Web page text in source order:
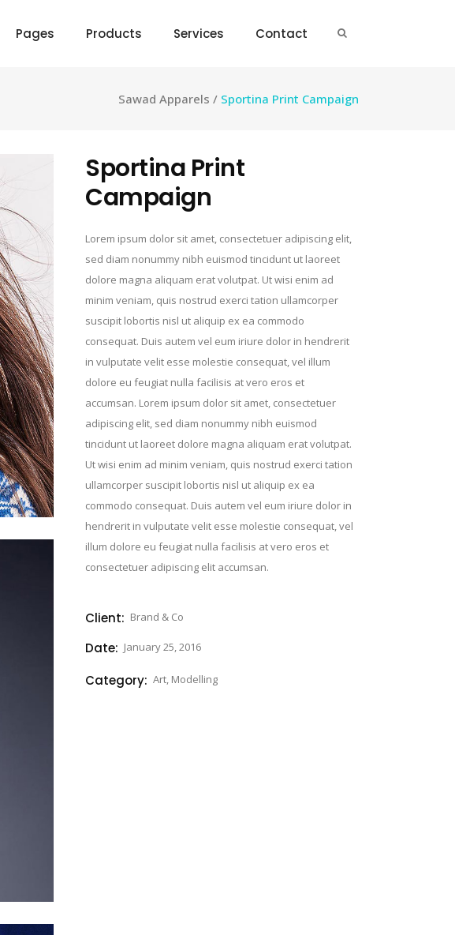
Pages Products Services Contact
Sawad Apparels / Sportina Print Campaign
Sportina Print
Campaign
Lorem ipsum dolor sit amet, consectetuer adipiscing elit,
sed diam nonummy nibh euismod tincidunt ut laoreet
dolore magna aliquam erat volutpat. Ut wisi enim ad
minim veniam, quis nostrud exerci tation ullamcorper
suscipit lobortis nisl ut aliquip ex ea commodo
consequat. Duis autem vel eum iriure dolor in hendrerit
in vulputate velit esse molestie consequat, vel illum
dolore eu feugiat nulla facilisis at vero eros et
accumsan. Lorem ipsum dolor sit amet, consectetuer
adipiscing elit, sed diam nonummy nibh euismod
tincidunt ut laoreet dolore magna aliquam erat volutpat.
Ut wisi enim ad minim veniam, quis nostrud exerci tation
ullamcorper suscipit lobortis nisl ut aliquip ex ea
commodo consequat. Duis autem vel eum iriure dolor in
hendrerit in vulputate velit esse molestie consequat, vel
illum dolore eu feugiat nulla facilisis at vero eros et
consectetuer adipiscing elit accumsan.
Client: Brand & Co
Date: January 25, 2016
Category: Art, Modelling